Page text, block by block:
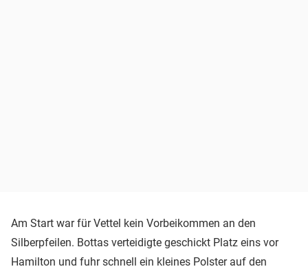
Am Start war für Vettel kein Vorbeikommen an den
Silberpfeilen. Bottas verteidigte geschickt Platz eins vor
Hamilton und fuhr schnell ein kleines Polster auf den